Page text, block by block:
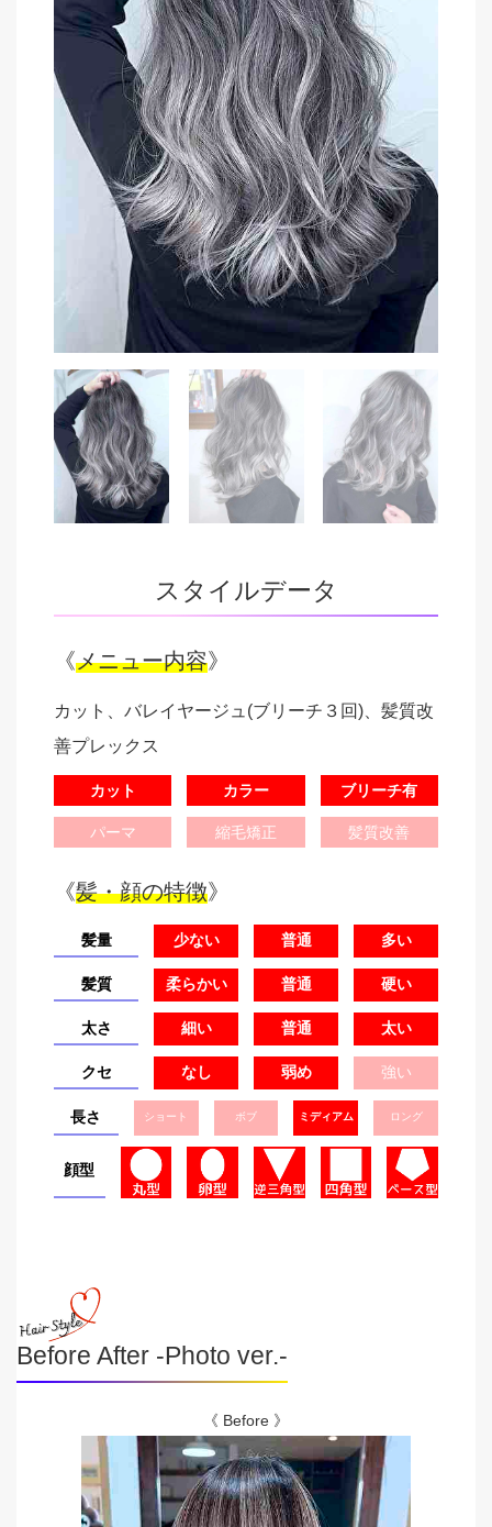
スタイルデータ
《メニュー内容》
カット、バレイヤージュ(ブリーチ３回)、髪質改
善プレックス
カット カラー ブリーチ有
パーマ 縮毛矯正 髪質改善
《髪・顔の特徴》
髪量 少ない 普通 多い
髪質 柔らかい 普通 硬い
太さ 細い 普通 太い
クセ なし 弱め 強い
長さ ショート ボブ ミディアム ロング
顔型
Before After -Photo ver.-
《 Before 》